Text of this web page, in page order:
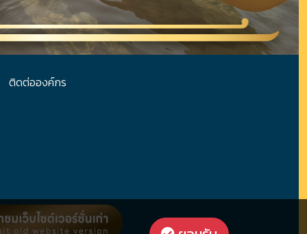
ติดต่อองค์กร